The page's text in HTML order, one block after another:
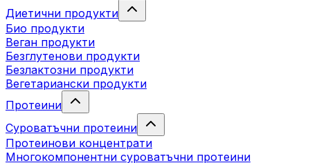
Диетични продукти
Био продукти
Веган продукти
Безглутенови продукти
Безлактозни продукти
Вегетариански продукти
Протеини
Суроватъчни протеини
Протеинови концентрати
Многокомпонентни суроватъчни протеини